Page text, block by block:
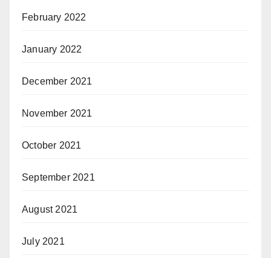
February 2022
January 2022
December 2021
November 2021
October 2021
September 2021
August 2021
July 2021